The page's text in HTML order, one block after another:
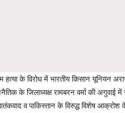
हत्या के विरोध में भारतीय किसान यूनियन
के जिलाध्यक्ष रामबरन वर्मा की अगुवाई में
व पाकिस्तान के विरुद्ध विशेष